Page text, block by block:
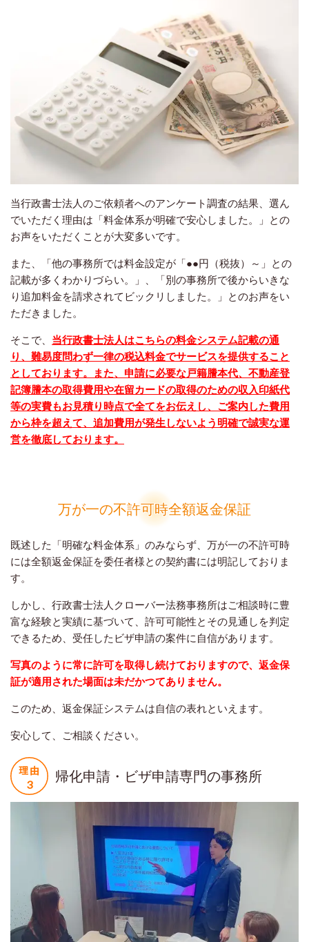
当行政書士法人のご依頼者へのアンケート調査の結果、選ん
でいただく理由は「料金体系が明確で安心しました。」との
お声をいただくことが大変多いです。
また、「他の事務所では料金設定が「●●円（税抜）～」との
記載が多くわかりづらい。」、「別の事務所で後からいきな
り追加料金を請求されてビックリしました。」とのお声をい
ただきました。
そこで、 当行政書士法人はこちらの料金システム記載の通
り、難易度問わず一律の税込料金でサービスを提供すること
としております。また、申請に必要な戸籍謄本代、不動産登
記簿謄本の取得費用や在留カードの取得のための収入印紙代
等の実費もお見積り時点で全てをお伝えし、ご案内した費用
から枠を超えて、追加費用が発生しないよう明確で誠実な運
営を徹底しております。
万が一の不許可時全額返金保証
既述した「明確な料金体系」のみならず、万が一の不許可時
には全額返金保証を委任者様との契約書には明記しておりま
す。
しかし、行政書士法人クローバー法務事務所はご相談時に豊
富な経験と実績に基づいて、許可可能性とその見通しを判定
できるため、受任したビザ申請の案件に自信があります。
写真のように常に許可を取得し続けておりますので、返金保
証が適用された場面は未だかつてありません。
このため、返金保証システムは自信の表れといえます。
安心して、ご相談ください。
帰化申請・ビザ申請専門の事務所